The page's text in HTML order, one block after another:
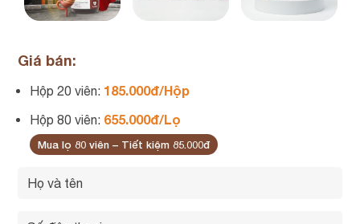
Giá bán:
Hộp 20 viên: 185.000đ/Hộp
Hộp 80 viên: 655.000đ/Lọ
Mua lọ 80 viên – Tiết kiệm 85.000đ